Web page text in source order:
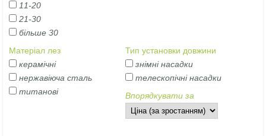
11-20
21-30
більше 30
Матеріал лез
керамічні
нержавіюча сталь
титанові
Тип установки довжини
знімні насадки
телескопічні насадки
Впорядкувати за